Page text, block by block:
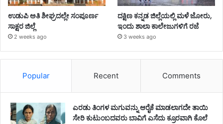
ಉಡುಪಿ ಅತಿ ಶೀಘ್ರದಲ್ಲೇ ಸಂಪೂರ್ಣ
ಸಾಕ್ಷರ ಜಿಲ್ಲೆ
2 weeks ago
ದಕ್ಷಿಣ ಕನ್ನಡ ಜಿಲ್ಲೆಯಲ್ಲಿ ಮಳೆ ಜೋರು,
ಇಂದು ಶಾಲಾ ಕಾಲೇಜುಗಳಿಗೆ ರಜೆ
3 weeks ago
Popular Recent Comments
ಎರಡು ತಿಂಗಳ ಮಗುವನ್ನು ಆರೈಕೆ ಮಾಡಲಾಗದೇ ತಾಯಿ
ಸೇರಿ ಕುಟುಂಬದವರು ಬಾವಿಗೆ ಎಸೆದು ಕ್ರೂರವಾಗಿ ಕೊಲೆ